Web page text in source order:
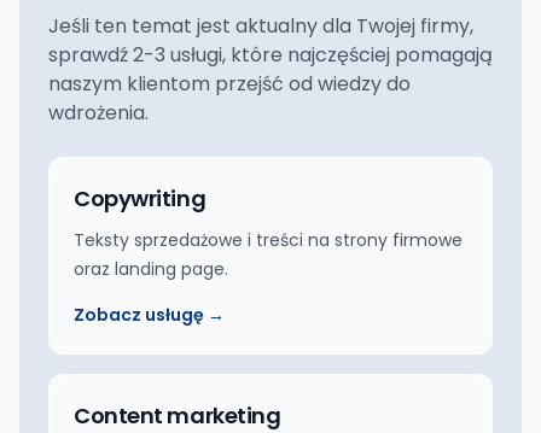
Jeśli ten temat jest aktualny dla Twojej firmy,
sprawdź 2-3 usługi, które najczęściej pomagają
naszym klientom przejść od wiedzy do
wdrożenia.
Copywriting
Teksty sprzedażowe i treści na strony firmowe
oraz landing page.
Zobacz usługę →
Content marketing